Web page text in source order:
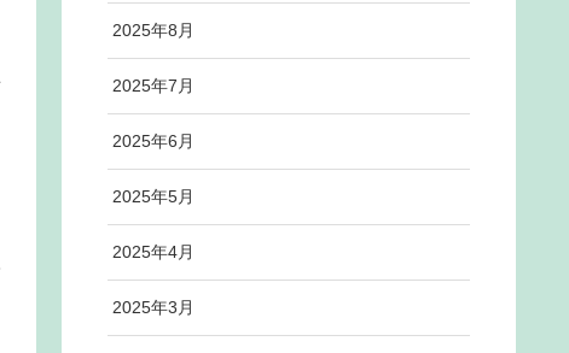
2025年8月
2025年7月
2025年6月
2025年5月
2025年4月
2025年3月